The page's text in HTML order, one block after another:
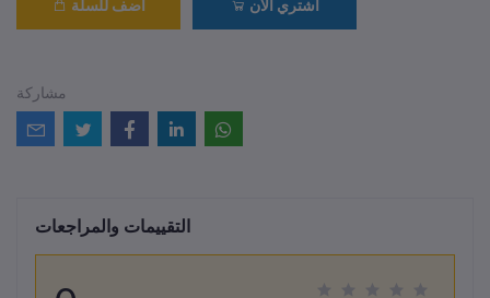
أضف للسلة اشتري الآن
مشاركة
التقييمات والمراجعات